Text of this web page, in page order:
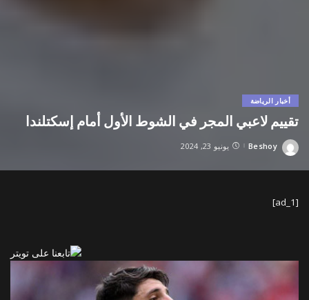
أخبار الرياضة
تقييم لاعبي المجر في الشوط الأول أمام إسكتلندا
Posted
Beshoy يونيو 23, 2024
[ad_1]